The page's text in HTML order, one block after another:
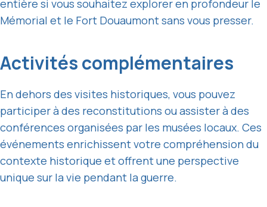
entière si vous souhaitez explorer en profondeur le
Mémorial et le Fort Douaumont sans vous presser.
Activités complémentaires
En dehors des visites historiques, vous pouvez
participer à des reconstitutions ou assister à des
conférences organisées par les musées locaux. Ces
événements enrichissent votre compréhension du
contexte historique et offrent une perspective
unique sur la vie pendant la guerre.